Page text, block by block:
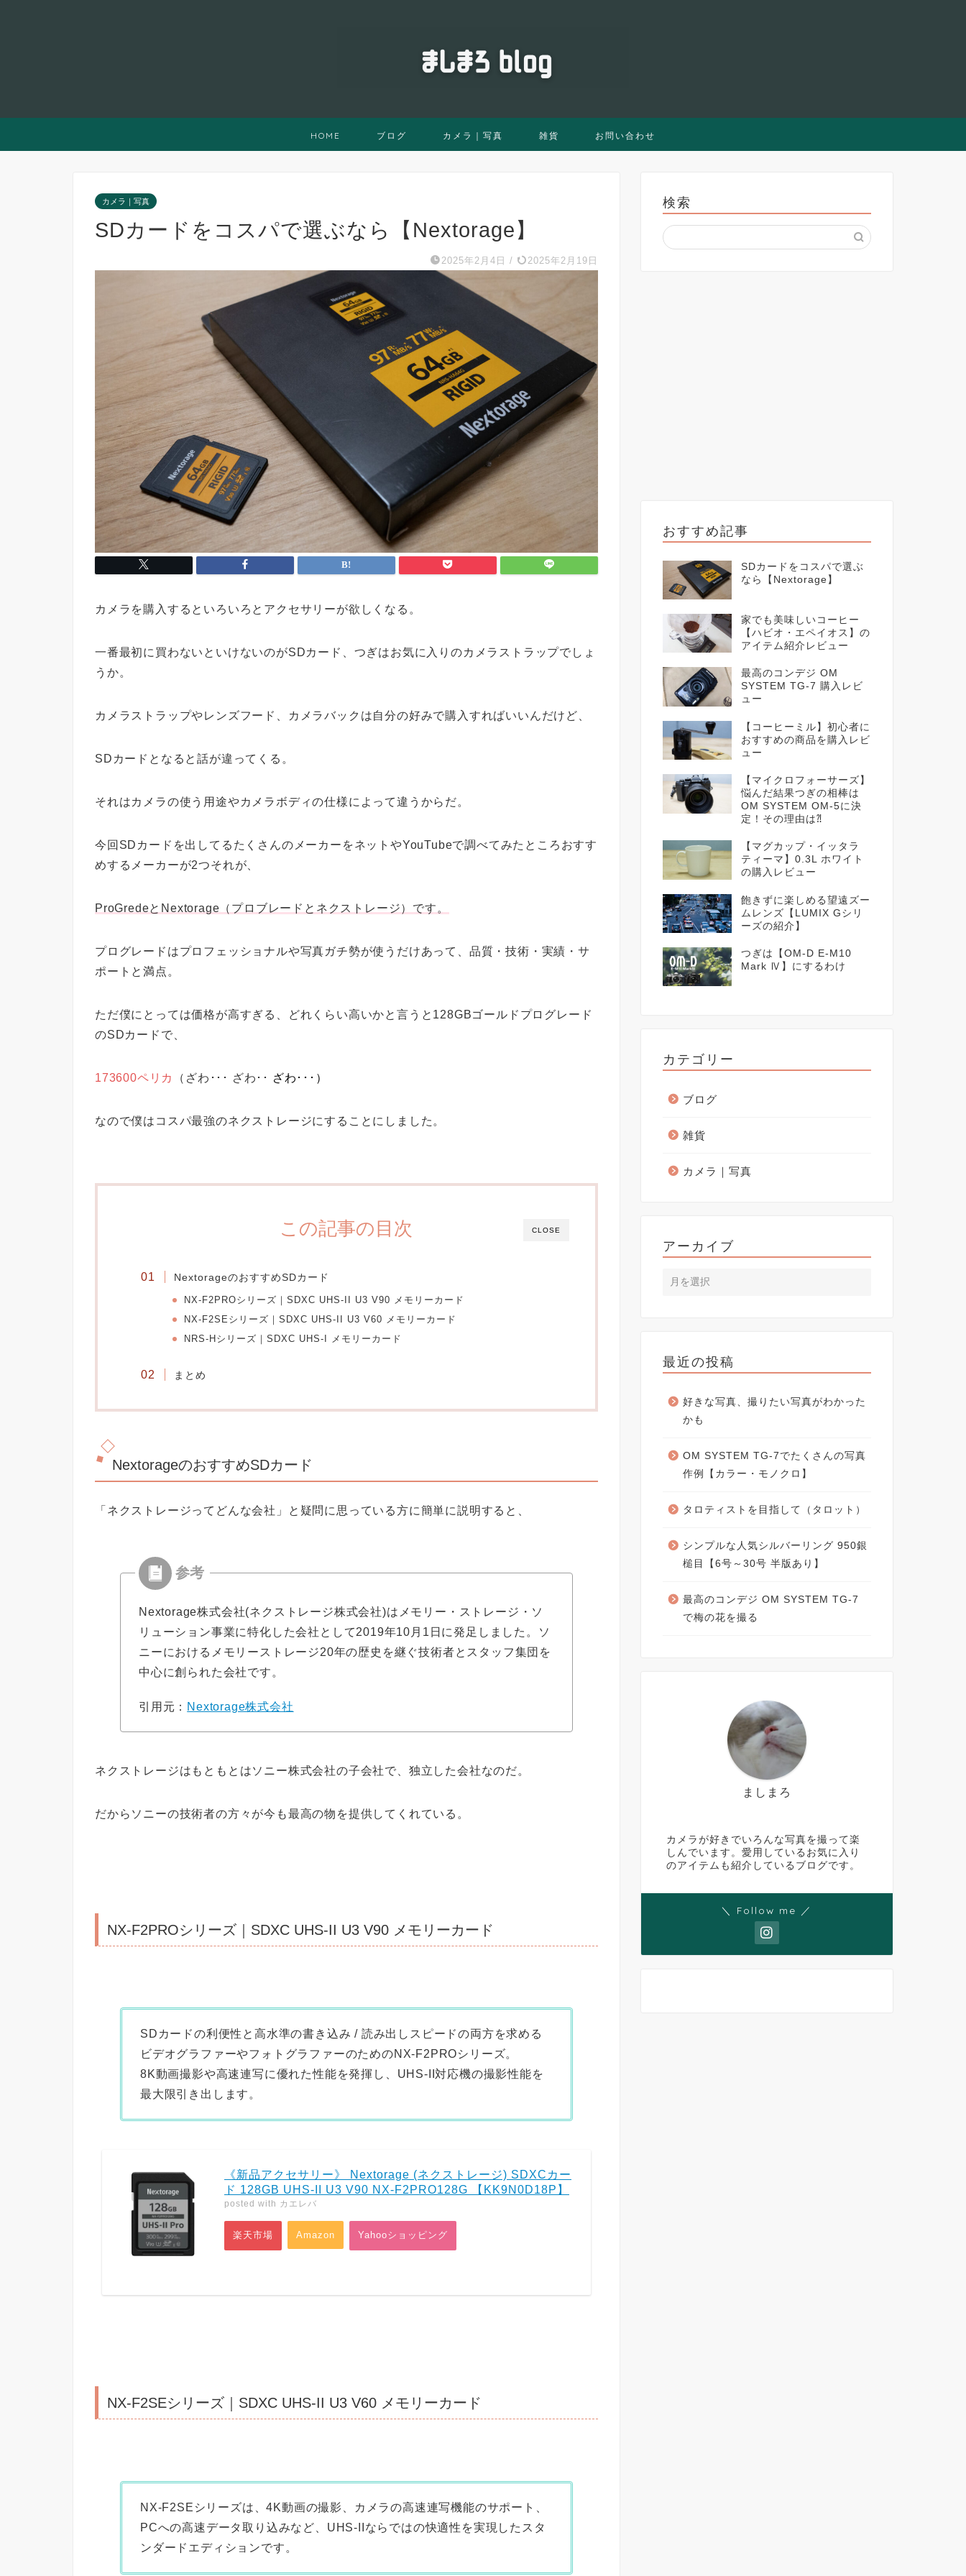
HOME ブログ カメラ｜写真 雑貨 お問い合わせ
カメラ｜写真
SDカードをコスパで選ぶなら【Nextorage】
2025年2月4日 / 2025年2月19日
カメラを購入するといろいろとアクセサリーが欲しくなる。
一番最初に買わないといけないのがSDカード、つぎはお気に入りのカメラストラップでしょ
うか。
カメラストラップやレンズフード、カメラバックは自分の好みで購入すればいいんだけど、
SDカードとなると話が違ってくる。
それはカメラの使う用途やカメラボディの仕様によって違うからだ。
今回SDカードを出してるたくさんのメーカーをネットやYouTubeで調べてみたところおすす
めするメーカーが2つそれが、
ProGredeとNextorage（プロブレードとネクストレージ）です。
プログレードはプロフェッショナルや写真ガチ勢が使うだけあって、品質・技術・実績・サ
ポートと満点。
ただ僕にとっては価格が高すぎる、どれくらい高いかと言うと128GBゴールドプログレード
のSDカードで、
173600ペリカ （ざわ･･･ ざわ･･ ざわ･･･）
なので僕はコスパ最強のネクストレージにすることにしました。
CLOSE
この記事の目次
NextorageのおすすめSDカード
NX-F2PROシリーズ｜SDXC UHS-II U3 V90 メモリーカード
NX-F2SEシリーズ｜SDXC UHS-II U3 V60 メモリーカード
NRS-Hシリーズ｜SDXC UHS-I メモリーカード
まとめ
NextorageのおすすめSDカード
「ネクストレージってどんな会社」と疑問に思っている方に簡単に説明すると、
Nextorage株式会社(ネクストレージ株式会社)はメモリー・ストレージ・ソ
リューション事業に特化した会社として2019年10月1日に発足しました。ソ
ニーにおけるメモリーストレージ20年の歴史を継ぐ技術者とスタッフ集団を
中心に創られた会社です。
引用元： Nextorage株式会社
ネクストレージはもともとはソニー株式会社の子会社で、独立した会社なのだ。
だからソニーの技術者の方々が今も最高の物を提供してくれている。
NX-F2PROシリーズ｜SDXC UHS-II U3 V90 メモリーカード
SDカードの利便性と高水準の書き込み / 読み出しスピードの両方を求める
ビデオグラファーやフォトグラファーのためのNX-F2PROシリーズ。
8K動画撮影や高速連写に優れた性能を発揮し、UHS-II対応機の撮影性能を
最大限引き出します。
《新品アクセサリー》 Nextorage (ネクストレージ) SDXCカー
ド 128GB UHS-II U3 V90 NX-F2PRO128G 【KK9N0D18P】
posted with カエレバ
楽天市場 Amazon Yahooショッピング
NX-F2SEシリーズ｜SDXC UHS-II U3 V60 メモリーカード
NX-F2SEシリーズは、4K動画の撮影、カメラの高速連写機能のサポート、
PCへの高速データ取り込みなど、UHS-IIならではの快適性を実現したスタ
ンダードエディションです。
検索
おすすめ記事
SDカードをコスパで選ぶ
なら【Nextorage】
家でも美味しいコーヒー
【ハビオ・エペイオス】の
アイテム紹介レビュー
最高のコンデジ OM
SYSTEM TG-7 購入レビ
ュー
【コーヒーミル】初心者に
おすすめの商品を購入レビ
ュー
【マイクロフォーサーズ】
悩んだ結果つぎの相棒は
OM SYSTEM OM-5に決
定！その理由は⁈
【マグカップ・イッタラ
ティーマ】0.3L ホワイト
の購入レビュー
飽きずに楽しめる望遠ズー
ムレンズ【LUMIX Gシリ
ーズの紹介】
つぎは【OM-D E-M10
Mark Ⅳ】にするわけ
カテゴリー
ブログ
雑貨
カメラ｜写真
アーカイブ
最近の投稿
好きな写真、撮りたい写真がわかった
かも
OM SYSTEM TG-7でたくさんの写真
作例【カラー・モノクロ】
タロティストを目指して（タロット）
シンプルな人気シルバーリング 950銀
槌目【6号～30号 半版あり】
最高のコンデジ OM SYSTEM TG-7
で梅の花を撮る
ましまろ
カメラが好きでいろんな写真を撮って楽
しんでいます。愛用しているお気に入り
のアイテムも紹介しているブログです。
＼ Follow me ／